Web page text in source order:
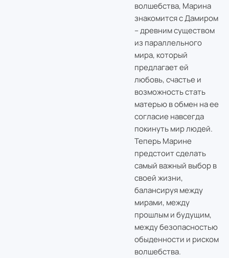
волшебства, Марина
знакомится с Дамиром
– древним существом
из параллельного
мира, который
предлагает ей
любовь, счастье и
возможность стать
матерью в обмен на ее
согласие навсегда
покинуть мир людей.
Теперь Марине
предстоит сделать
самый важный выбор в
своей жизни,
балансируя между
мирами, между
прошлым и будущим,
между безопасностью
обыденности и риском
волшебства.